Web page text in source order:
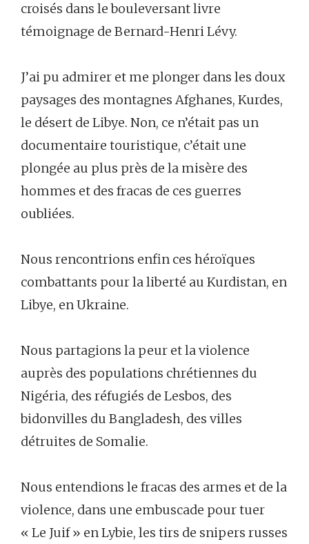
croisés dans le bouleversant livre
témoignage de Bernard-Henri Lévy.
J’ai pu admirer et me plonger dans les doux
paysages des montagnes Afghanes, Kurdes,
le désert de Libye. Non, ce n’était pas un
documentaire touristique, c’était une
plongée au plus près de la misère des
hommes et des fracas de ces guerres
oubliées.
Nous rencontrions enfin ces héroïques
combattants pour la liberté au Kurdistan, en
Libye, en Ukraine.
Nous partagions la peur et la violence
auprès des populations chrétiennes du
Nigéria, des réfugiés de Lesbos, des
bidonvilles du Bangladesh, des villes
détruites de Somalie.
Nous entendions le fracas des armes et de la
violence, dans une embuscade pour tuer
« Le Juif » en Lybie, les tirs de snipers russes